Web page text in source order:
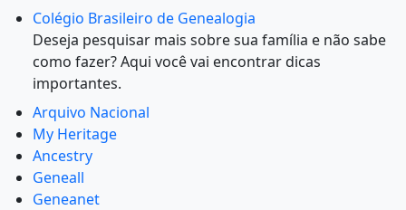
Colégio Brasileiro de Genealogia
Deseja pesquisar mais sobre sua família e não sabe
como fazer? Aqui você vai encontrar dicas
importantes.
Arquivo Nacional
My Heritage
Ancestry
Geneall
Geneanet